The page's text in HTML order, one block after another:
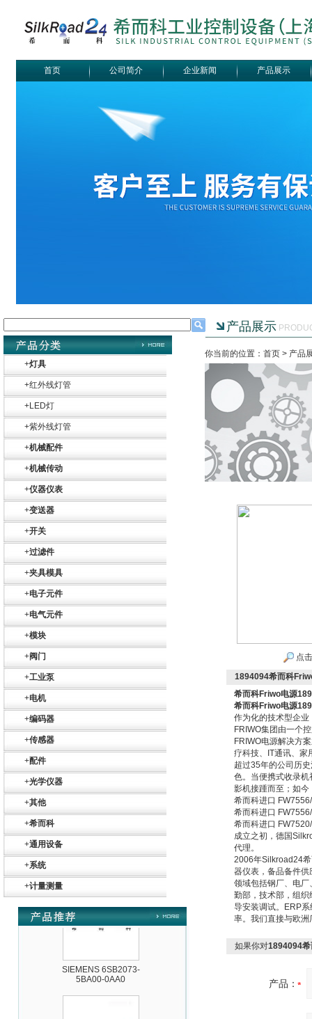
首页 公司简介 企业新闻 产品展示
+灯具
+红外线灯管
+LED灯
+紫外线灯管
+机械配件
+机械传动
+仪器仪表
+变送器
+开关
+过滤件
+夹具模具
+电子元件
+电气元件
+模块
+阀门
+工业泵
+电机
+编码器
+传感器
+配件
+光学仪器
+其他
+希而科
+通用设备
+系统
+计量测量
Belimo SF24A-
MFT
SIEMENS 6SB2073-
5BA00-0AA0
产品展示
你当前的位置：首页 > 产品
点
1894094希而科
希而科Friwo电源
希而科Friwo电源
作为化的技术型企
FRIWO集团由一个
FRIWO电源解决方
疗科技、IT通讯、家
超过35年的公司历
色。当便携式收录
影机接踵而至；如
希而科进口
希而科进口
希而科进口
成立之初，德国
代理。
2006年Silkroad24
器仪表，备品备件
领域包括钢厂、电
勤部，技术部，组
导安装调试。ERP
率。我们直接与欧
如果你对1894094
产品：